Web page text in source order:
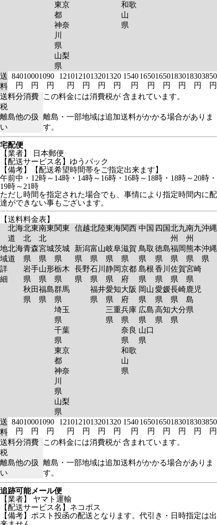
東京
都
神奈
川
県
山梨
県
和歌
山
県
送
料
840
円
1000
円
1090
円
1210
円
1210
円
1320
円
1320
円
1540
円
1650
円
1650
円
1830
円
1830
円
3850
円
送料分消費
税
この料金には消費税が 含まれています。
離島他の扱
い
離島・一部地域は追加送料がかかる場合がありま
す。
宅配便
【業者】 日本郵便
【配送サービス名】ゆうパック
【備考】【配送希望時間帯をご指定出来ます】
午前中・12時～14時・14時～16時・16時～18時・18時～20時・
19時～21時
ただし時間を指定された場合でも、事情により指定時間内に配
達ができない事もございます。
【送料料金表】
北海
道
北東
北
南東
北
関東 信越北陸東海関西 中国 四国北九
州
南九
州
沖縄
地
域
詳
細
北海
道
青森
県
岩手
県
秋田
県
宮城
県
山形
県
福島
県
茨城
県
栃木
県
群馬
県
埼玉
県
千葉
県
東京
都
神奈
川
県
山梨
県
新潟
県
長野
県
富山
県
石川
県
福井
県
岐阜
県
静岡
県
愛知
県
三重
県
滋賀
県
京都
府
大阪
府
兵庫
県
奈良
県
和歌
山
県
鳥取
県
島根
県
岡山
県
広島
県
山口
県
徳島
県
香川
県
愛媛
県
高知
県
福岡
県
佐賀
県
長崎
県
大分
県
熊本
県
宮崎
県
鹿児
島
県
沖縄
県
送
料
840
円
1000
円
1090
円
1210
円
1210
円
1320
円
1320
円
1540
円
1650
円
1650
円
1830
円
1830
円
3850
円
送料分消費
税
この料金には消費税が 含まれています。
離島他の扱
い
離島・一部地域は追加送料がかかる場合がありま
す。
追跡可能メール便
【業者】 ヤマト運輸
【配送サービス名】ネコポス
【備考】ポスト投函の配送となります。代引き・日時指定は出